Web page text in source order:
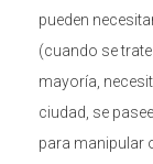
pueden
(cuando se
mayoría,
ciudad, se
para manipular